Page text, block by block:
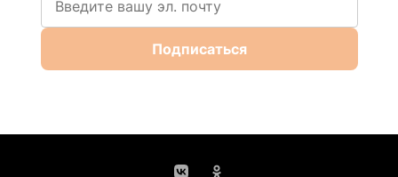
Подписаться